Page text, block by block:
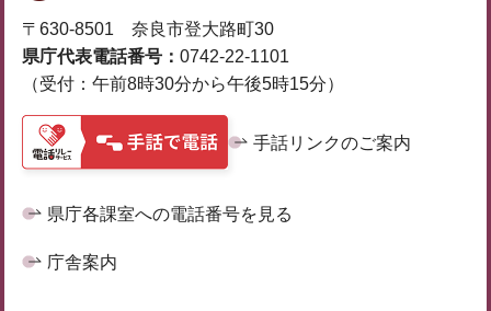
〒630-8501 奈良市登大路町30
県庁代表電話番号： 0742-22-1101
（受付：午前8時30分から午後5時15分）
手話リンクのご案内
県庁各課室への電話番号を見る
庁舎案内